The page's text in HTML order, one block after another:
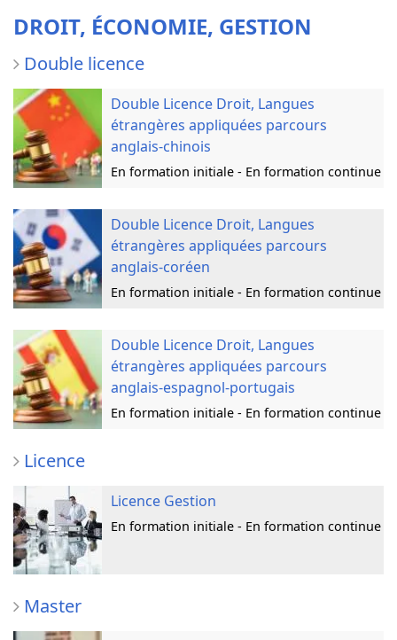
DROIT, ÉCONOMIE, GESTION
Double licence
Double Licence Droit, Langues
étrangères appliquées parcours
anglais-chinois
En formation initiale - En formation continue
Double Licence Droit, Langues
étrangères appliquées parcours
anglais-coréen
En formation initiale - En formation continue
Double Licence Droit, Langues
étrangères appliquées parcours
anglais-espagnol-portugais
En formation initiale - En formation continue
Licence
Licence Gestion
En formation initiale - En formation continue
Master